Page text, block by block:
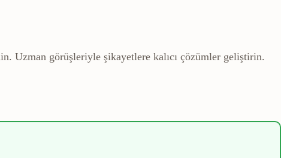
Uzman görüşleriyle şikayetlere kalıcı çözümler geliştirin.